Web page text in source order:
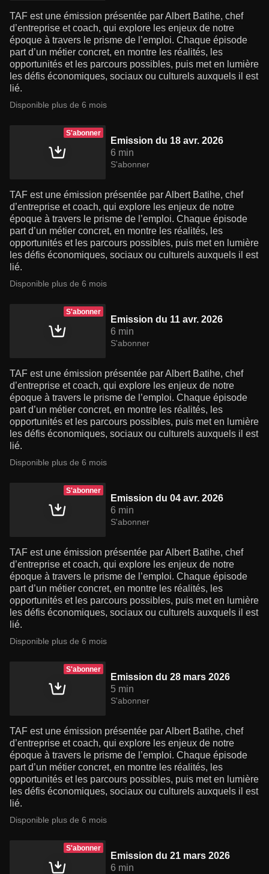
TAF est une émission présentée par Albert Batihe, chef
d’entreprise et coach, qui explore les enjeux de notre
époque à travers le prisme de l’emploi. Chaque épisode
part d’un métier concret, en montre les réalités, les
opportunités et les parcours possibles, puis met en lumière
les défis économiques, sociaux ou culturels auxquels il est
lié.
Disponible plus de 6 mois
S'abonner
Emission du 18 avr. 2026
6 min
S'abonner
TAF est une émission présentée par Albert Batihe, chef
d’entreprise et coach, qui explore les enjeux de notre
époque à travers le prisme de l’emploi. Chaque épisode
part d’un métier concret, en montre les réalités, les
opportunités et les parcours possibles, puis met en lumière
les défis économiques, sociaux ou culturels auxquels il est
lié.
Disponible plus de 6 mois
S'abonner
Emission du 11 avr. 2026
6 min
S'abonner
TAF est une émission présentée par Albert Batihe, chef
d’entreprise et coach, qui explore les enjeux de notre
époque à travers le prisme de l’emploi. Chaque épisode
part d’un métier concret, en montre les réalités, les
opportunités et les parcours possibles, puis met en lumière
les défis économiques, sociaux ou culturels auxquels il est
lié.
Disponible plus de 6 mois
S'abonner
Emission du 04 avr. 2026
6 min
S'abonner
TAF est une émission présentée par Albert Batihe, chef
d’entreprise et coach, qui explore les enjeux de notre
époque à travers le prisme de l’emploi. Chaque épisode
part d’un métier concret, en montre les réalités, les
opportunités et les parcours possibles, puis met en lumière
les défis économiques, sociaux ou culturels auxquels il est
lié.
Disponible plus de 6 mois
S'abonner
Emission du 28 mars 2026
5 min
S'abonner
TAF est une émission présentée par Albert Batihe, chef
d’entreprise et coach, qui explore les enjeux de notre
époque à travers le prisme de l’emploi. Chaque épisode
part d’un métier concret, en montre les réalités, les
opportunités et les parcours possibles, puis met en lumière
les défis économiques, sociaux ou culturels auxquels il est
lié.
Disponible plus de 6 mois
S'abonner
Emission du 21 mars 2026
6 min